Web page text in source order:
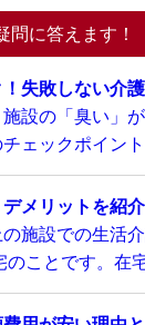
に答えます！
失敗しない介
設の「臭い」
ェックポイン
メリットを紹介
施設での生活
ことです。在